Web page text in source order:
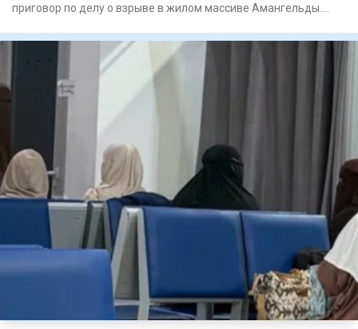
приговор по делу о взрыве в жилом массиве Амангельды.